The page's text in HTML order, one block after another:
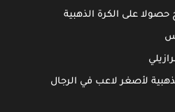
على الكرة الذهبية
لأصغر لاعب في الرجال